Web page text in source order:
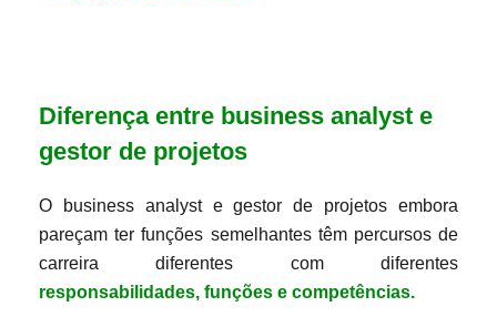
Diferença entre business analyst e
gestor de projetos
O business analyst e gestor de projetos embora
pareçam ter funções semelhantes têm percursos de
carreira diferentes com diferentes
responsabilidades, funções e competências.